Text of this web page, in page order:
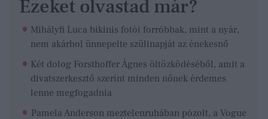
Ezeket olvastad már?
Mihályfi Luca bikinis fotói forróbbak, mint a nyár,
nem akárhol ünnepelte szülinapját az énekesnő
Két dolog Forsthoffer Ágnes öltözködéséből, amit a
divatszerkesztő szerint minden nőnek érdemes
lenne megfogadnia
Pamela Anderson meztelenruhában pózolt, a Vogue